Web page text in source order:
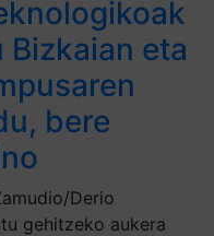
eta
bere
Derio
gehitzeko aukera